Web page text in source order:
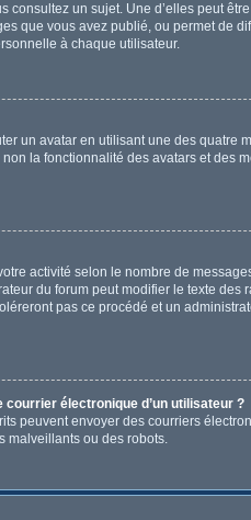
consultez un sujet. Une d’elles peut
que vous avez publié, ou permet de
à chaque utilisateur.
un avatar en utilisant une des
la fonctionnalité des avatars et
activité selon le nombre de
du forum peut modifier le texte
pas ce procédé et un
courrier électronique d’un utilisateur ?
peuvent envoyer des courriers
malveillants ou des robots.